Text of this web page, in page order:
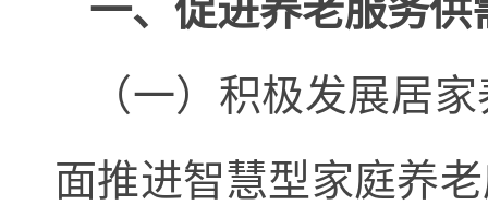
一、促进养老服务供
（一）积极发展居
面推进智慧型家庭养